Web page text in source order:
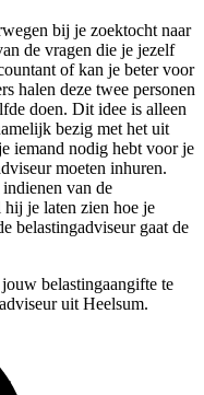
bij je zoektocht naar
de vragen die je jezelf
of kan je beter voor
halen deze twee personen
doen. Dit idee is alleen
bezig met het uit
iemand nodig hebt voor je
moeten inhuren.
van de
hij je laten zien hoe je
belastingadviseur gaat de
belastingaangifte te
uit Heelsum.